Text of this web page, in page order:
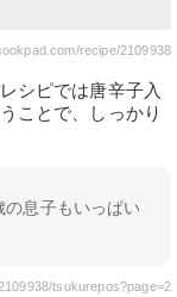
recipe/2109938
シピでは唐辛子入
ことで、しっかり
息子もいっぱい
tsukurepos?page=2